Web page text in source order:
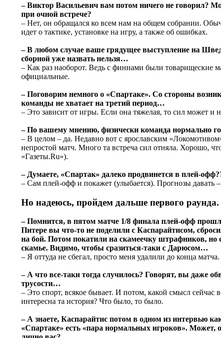
– Виктор Васильевич вам потом ничего не говорил?
при очной встрече?
– Нет, он обращался ко всем нам на общем собрании.
идет о тактике, установке на игру, а также об ошибках.
– В любом случае ваше грядущее выступление на
сборной уже назвать нельзя…
– Как раз наоборот. Ведь с финнами были товарищеские
официальные.
– Поговорим немного о «Спартаке». Со стороны
команды не хватает на третий период…
– Это зависит от игры. Если она тяжелая, то сил может и
– По вашему мнению, физически команда нормально
– В целом – да. Недавно вот с ярославским
непростой матч. Много та встреча сил отняла. Хорошо,
«Газеты.Ru»).
– Думаете, «Спартак» далеко продвинется в плей-
– Сам плей-офф и покажет (улыбается). Прогнозы давать –
Но надеюсь, пройдем дальше первого раунда.
– Помнится, в пятом матче 1/8 финала плей-офф
Питере вы что-то не поделили с Каспарайтисом,
на бой. Потом покатили на скамеечку штрафников, но
скамье. Видимо, чтобы сразиться-таки с Дарюсом…
– Я оттуда не сбегал, просто меня удалили до конца
– А что все-таки тогда случилось? Говорят, вы даже
трусости…
– Это спорт, всякое бывает. И потом, какой смысл сейчас
интересна та история? Что было, то было.
– А знаете, Каспарайтис потом в одном из интервью
«Спартаке» есть «пара нормальных игроков». Может,